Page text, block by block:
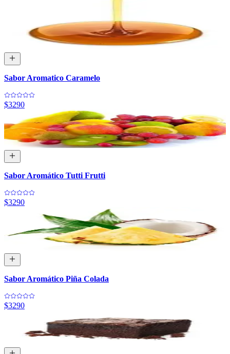
Sabor Aromatico Caramelo
$3290
Sabor Aromático Tutti Frutti
$3290
Sabor Aromático Piña Colada
$3290